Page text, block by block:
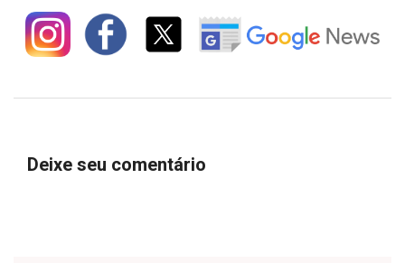
Deixe seu comentário